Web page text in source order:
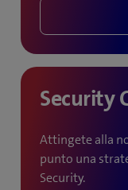
Security
Attingete alla
punto una
Security.